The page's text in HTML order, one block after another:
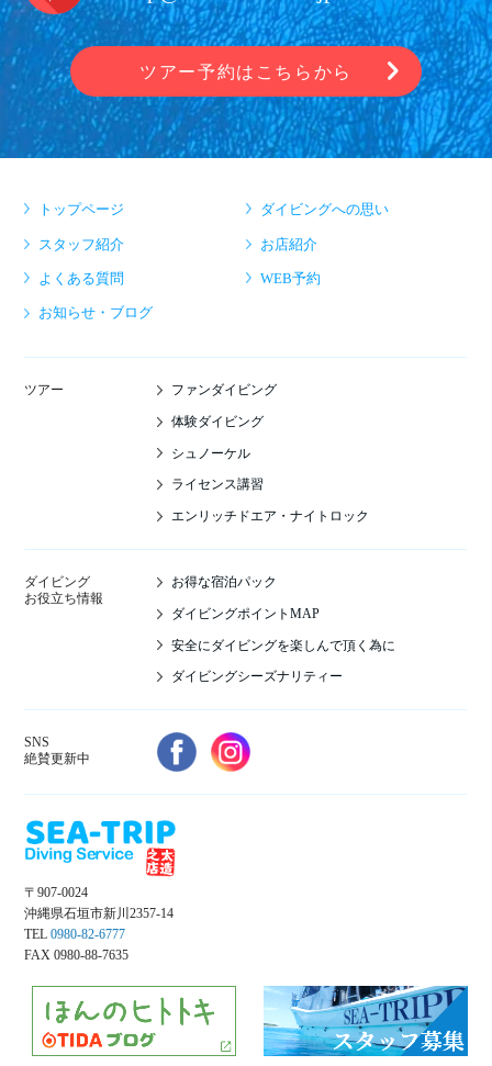
ツアー予約はこちらから
トップページ ダイビングへの思い
スタッフ紹介 お店紹介
よくある質問 WEB予約
お知らせ・ブログ
ツアー ファンダイビング
体験ダイビング
シュノーケル
ライセンス講習
エンリッチドエア・ナイトロック
ダイビング
お役立ち情報
お得な宿泊パック
ダイビングポイントMAP
安全にダイビングを楽しんで頂く為に
ダイビングシーズナリティー
SNS
絶賛更新中
〒907-0024
沖縄県石垣市新川2357-14
TEL 0980-82-6777
FAX 0980-88-7635